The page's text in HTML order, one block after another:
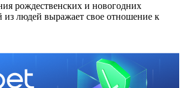
рождественских и новогодних
из людей выражает свое отношение к